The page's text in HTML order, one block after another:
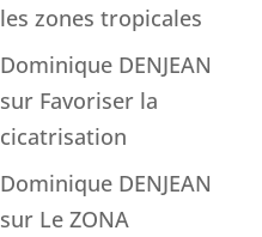
les zones tropicales
Dominique DENJEAN
sur Favoriser la
cicatrisation
Dominique DENJEAN
sur Le ZONA